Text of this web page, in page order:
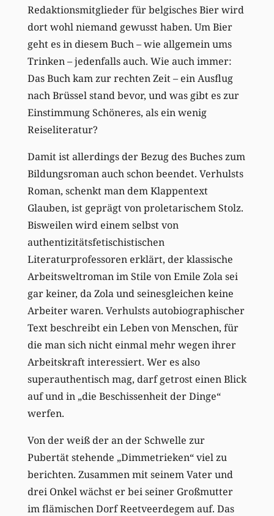
Redaktionsmitglieder für belgisches Bier wird
dort wohl niemand gewusst haben. Um Bier
geht es in diesem Buch – wie allgemein ums
Trinken – jedenfalls auch. Wie auch immer:
Das Buch kam zur rechten Zeit – ein Ausflug
nach Brüssel stand bevor, und was gibt es zur
Einstimmung Schöneres, als ein wenig
Reiseliteratur?
Damit ist allerdings der Bezug des Buches zum
Bildungsroman auch schon beendet. Verhulsts
Roman, schenkt man dem Klappentext
Glauben, ist geprägt von proletarischem Stolz.
Bisweilen wird einem selbst von
authentizitätsfetischistischen
Literaturprofessoren erklärt, der klassische
Arbeitsweltroman im Stile von Emile Zola sei
gar keiner, da Zola und seinesgleichen keine
Arbeiter waren. Verhulsts autobiographischer
Text beschreibt ein Leben von Menschen, für
die man sich nicht einmal mehr wegen ihrer
Arbeitskraft interessiert. Wer es also
superauthentisch mag, darf getrost einen Blick
auf und in „die Beschissenheit der Dinge“
werfen.
Von der weiß der an der Schwelle zur
Pubertät stehende „Dimmetrieken“ viel zu
berichten. Zusammen mit seinem Vater und
drei Onkel wächst er bei seiner Großmutter
im flämischen Dorf Reetveerdegem auf. Das